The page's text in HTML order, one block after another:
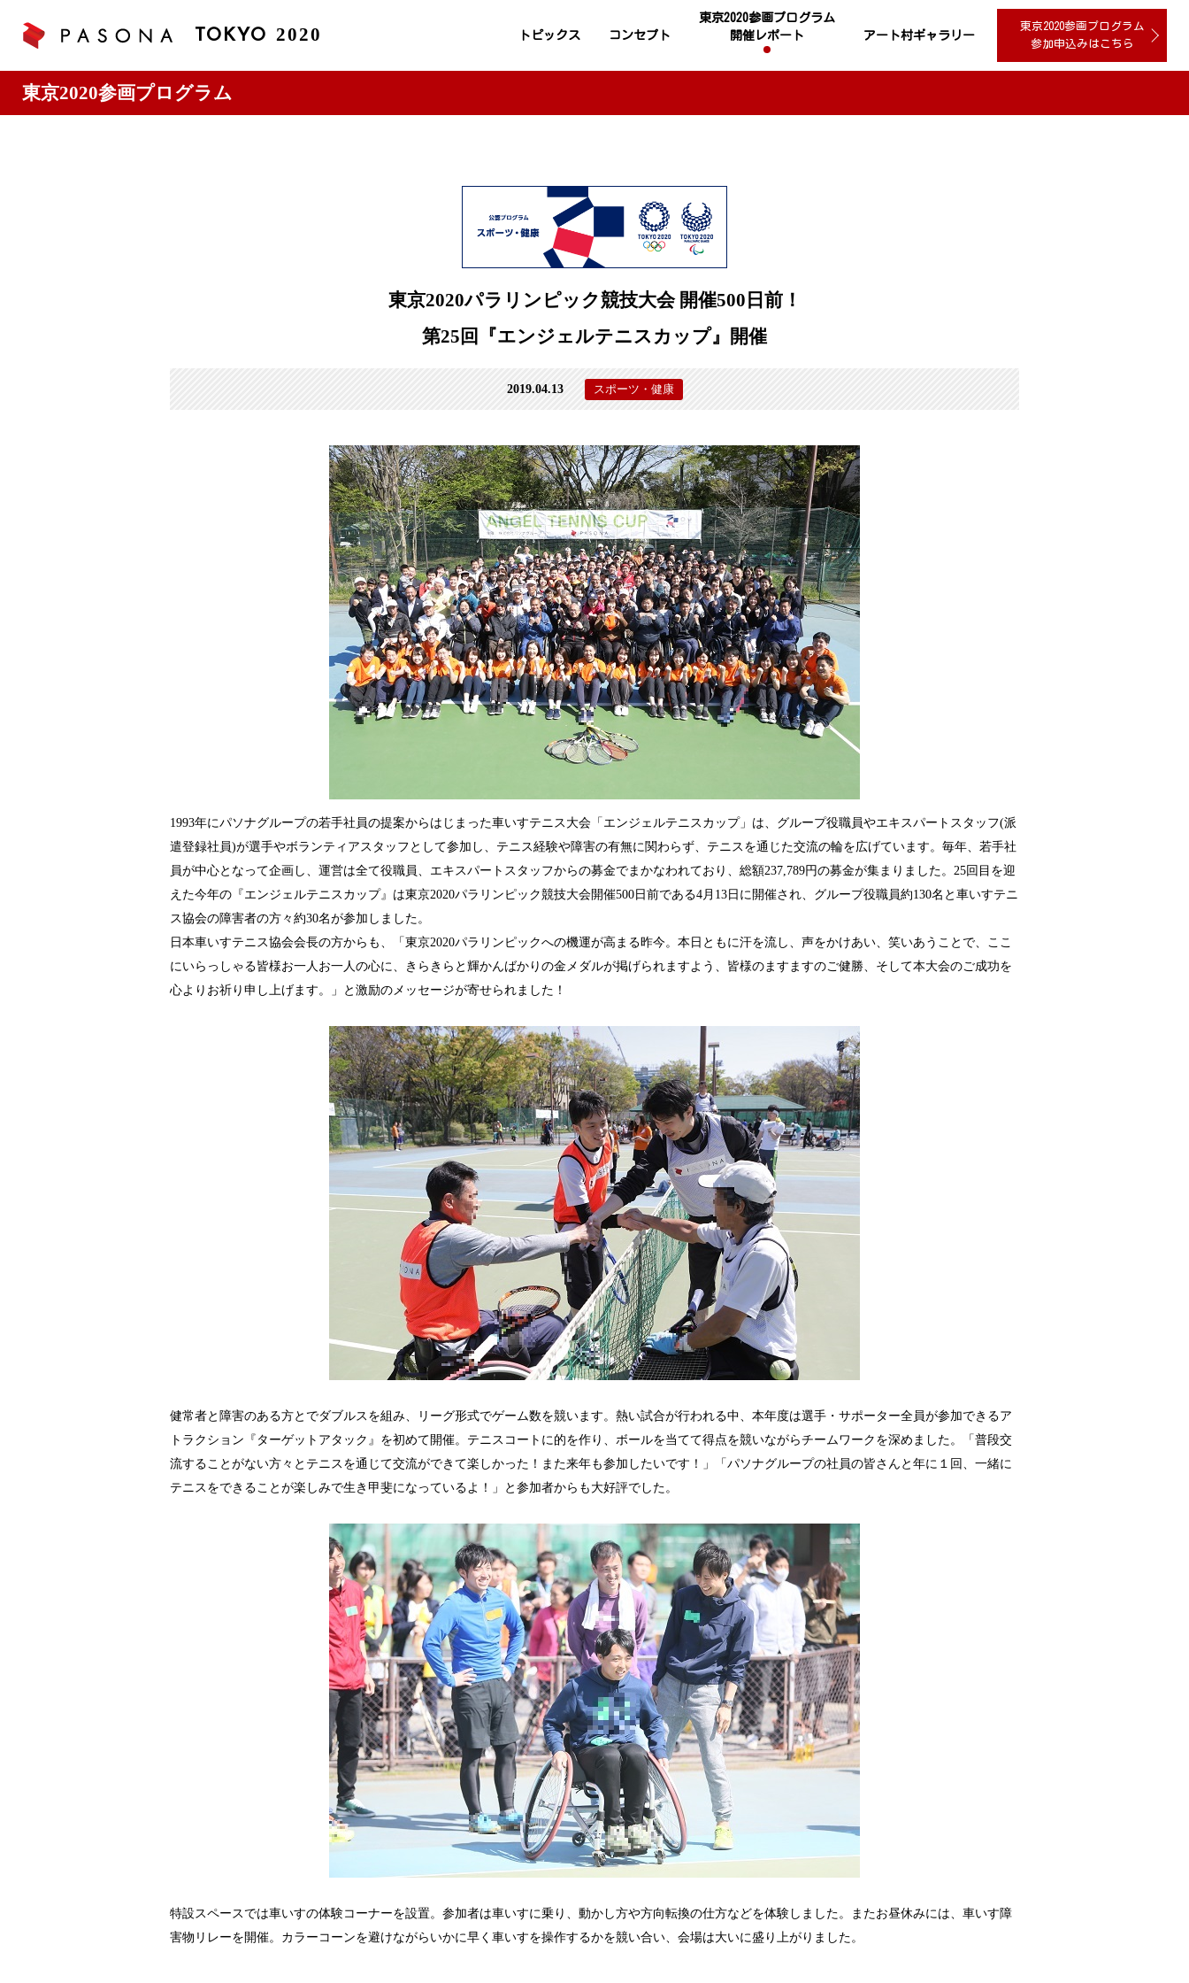
TOKYO 2020 トピックス コンセプト
東京2020参画プログラム
開催レポート
アート村ギャラリー
東京2020参画プログラム
参加申込みはこちら
東京2020参画プログラム
東京2020パラリンピック競技大会 開催500日前！
第25回『エンジェルテニスカップ』開催
2019.04.13 スポーツ・健康
1993年にパソナグループの若手社員の提案からはじまった車いすテニス大会「エンジェルテニスカップ」は、グループ役職員やエキスパートスタッフ(派
遣登録社員)が選手やボランティアスタッフとして参加し、テニス経験や障害の有無に関わらず、テニスを通じた交流の輪を広げています。毎年、若手社
員が中心となって企画し、運営は全て役職員、エキスパートスタッフからの募金でまかなわれており、総額237,789円の募金が集まりました。25回目を迎
えた今年の『エンジェルテニスカップ』は東京2020パラリンピック競技大会開催500日前である4月13日に開催され、グループ役職員約130名と車いすテニ
ス協会の障害者の方々約30名が参加しました。
日本車いすテニス協会会長の方からも、「東京2020パラリンピックへの機運が高まる昨今。本日ともに汗を流し、声をかけあい、笑いあうことで、ここ
にいらっしゃる皆様お一人お一人の心に、きらきらと輝かんばかりの金メダルが掲げられますよう、皆様のますますのご健勝、そして本大会のご成功を
心よりお祈り申し上げます。」と激励のメッセージが寄せられました！
健常者と障害のある方とでダブルスを組み、リーグ形式でゲーム数を競います。熱い試合が行われる中、本年度は選手・サポーター全員が参加できるア
トラクション『ターゲットアタック』を初めて開催。テニスコートに的を作り、ボールを当てて得点を競いながらチームワークを深めました。「普段交
流することがない方々とテニスを通じて交流ができて楽しかった！また来年も参加したいです！」「パソナグループの社員の皆さんと年に１回、一緒に
テニスをできることが楽しみで生き甲斐になっているよ！」と参加者からも大好評でした。
特設スペースでは車いすの体験コーナーを設置。参加者は車いすに乗り、動かし方や方向転換の仕方などを体験しました。またお昼休みには、車いす障
害物リレーを開催。カラーコーンを避けながらいかに早く車いすを操作するかを競い合い、会場は大いに盛り上がりました。